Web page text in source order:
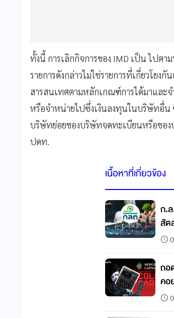
ทั้งนี้ การเลิกกิจการของ IMD เป็น ไปตา
รายการดังกล่าวไม่ใช่รายการที่เกี่ยวโยง
สารสนเทศตามหลักเกณฑ์การได้มาและ
หรือจำหน่ายไปซึ่งเงินลงทุนในบริษัทอื่
บริษัทย่อยของบริษัทจดทะเบียนหรือขอ
ปดท.
เนื้อหาที่เกี่ยวข้อง
ก.
สัด
ถอ
คอยน์ หมดยุค Not